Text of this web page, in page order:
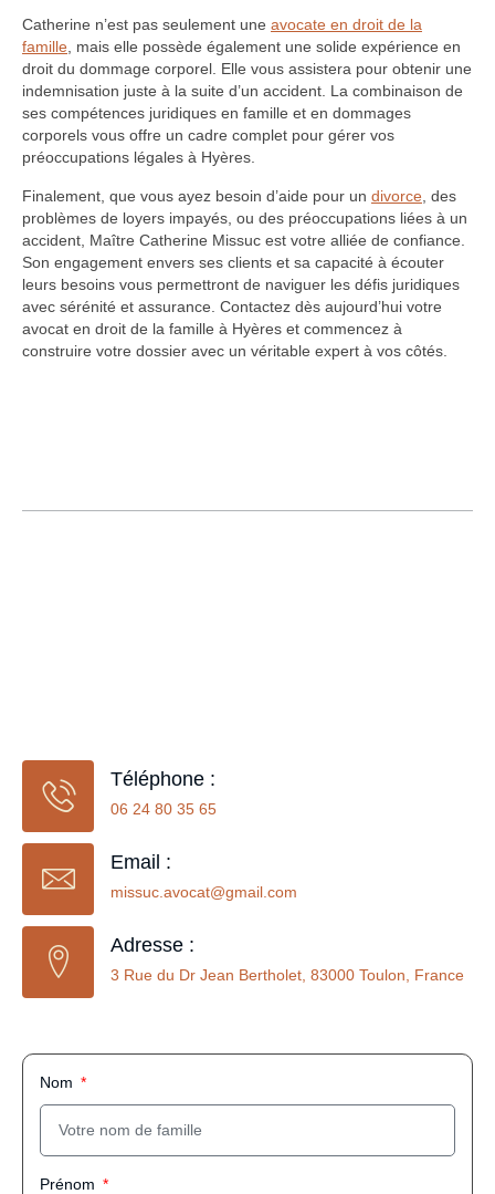
Catherine n’est pas seulement une avocate en droit de la
famille, mais elle possède également une solide expérience en
droit du dommage corporel. Elle vous assistera pour obtenir une
indemnisation juste à la suite d’un accident. La combinaison de
ses compétences juridiques en famille et en dommages
corporels vous offre un cadre complet pour gérer vos
préoccupations légales à Hyères.
Finalement, que vous ayez besoin d’aide pour un divorce , des
problèmes de loyers impayés, ou des préoccupations liées à un
accident, Maître Catherine Missuc est votre alliée de confiance.
Son engagement envers ses clients et sa capacité à écouter
leurs besoins vous permettront de naviguer les défis juridiques
avec sérénité et assurance. Contactez dès aujourd’hui votre
avocat en droit de la famille à Hyères et commencez à
construire votre dossier avec un véritable expert à vos côtés.
Téléphone :
06 24 80 35 65
Email :
missuc.avocat@gmail.com
Adresse :
3 Rue du Dr Jean Bertholet, 83000 Toulon, France
Nom
Prénom